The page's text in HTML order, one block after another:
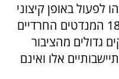
באופן קיצוני
ועז, כשהוא משתמש בכוחם של 18 המנדטים החרדיים
גדולים מהציבור
אלו ואינם